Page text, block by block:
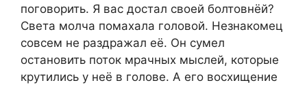
поговорить. Я вас достал своей болтовнёй?
Света молча помахала головой. Незнакомец
совсем не раздражал её. Он сумел
остановить поток мрачных мыслей, которые
крутились у неё в голове. А его восхищение